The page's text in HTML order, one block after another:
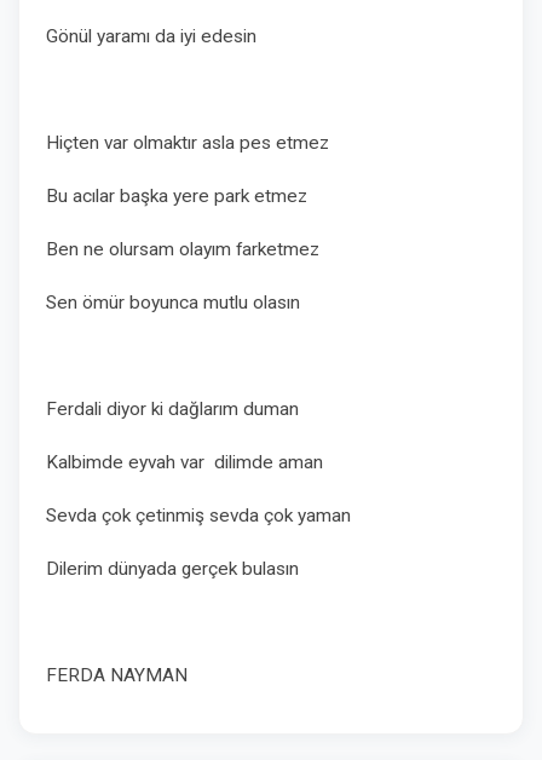
Gönül yaramı da iyi edesin
Hiçten var olmaktır asla pes etmez
Bu acılar başka yere park etmez
Ben ne olursam olayım farketmez
Sen ömür boyunca mutlu olasın
Ferdali diyor ki dağlarım duman
Kalbimde eyvah var dilimde aman
Sevda çok çetinmiş sevda çok yaman
Dilerim dünyada gerçek bulasın
FERDA NAYMAN